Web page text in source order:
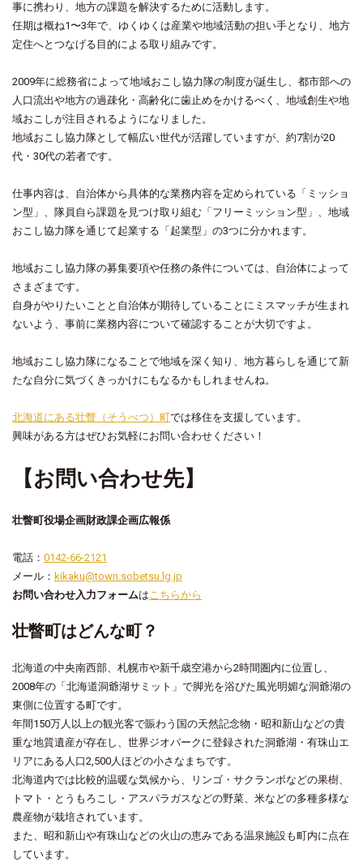
事に携わり、地方の課題を解決するために活動します。
任期は概ね1〜3年で、ゆくゆくは産業や地域活動の担い手となり、地方
定住へとつなげる目的による取り組みです。
2009年に総務省によって地域おこし協力隊の制度が誕生し、都市部への
人口流出や地方の過疎化・高齢化に歯止めをかけるべく、地域創生や地
域おこしが注目されるようになりました。
地域おこし協力隊として幅広い世代が活躍していますが、約7割が20
代・30代の若者です。
仕事内容は、自治体から具体的な業務内容を定められている「ミッショ
ン型」、隊員自ら課題を見つけ取り組む「フリーミッション型」、地域
おこし協力隊を通じて起業する「起業型」の3つに分かれます。
地域おこし協力隊の募集要項や任務の条件については、自治体によって
さまざまです。
自身がやりたいことと自治体が期待していることにミスマッチが生まれ
ないよう、事前に業務内容について確認することが大切ですよ。
地域おこし協力隊になることで地域を深く知り、地方暮らしを通じて新
たな自分に気づくきっかけにもなるかもしれませんね。
北海道にある壮瞥（そうべつ）町では移住を支援しています。
興味がある方はぜひお気軽にお問い合わせください！
【お問い合わせ先】
壮瞥町役場企画財政課企画広報係
電話： 0142-66-2121
メール： kikaku@town.sobetsu.lg.jp
お問い合わせ入力フォームはこちらから
壮瞥町はどんな町？
北海道の中央南西部、札幌市や新千歳空港から2時間圏内に位置し、
2008年の「北海道洞爺湖サミット」で脚光を浴びた風光明媚な洞爺湖の
東側に位置する町です。
年間150万人以上の観光客で賑わう国の天然記念物・昭和新山などの貴
重な地質遺産が存在し、世界ジオパークに登録された洞爺湖・有珠山エ
リアにある人口2,500人ほどの小さなまちです。
北海道内では比較的温暖な気候から、リンゴ・サクランボなどの果樹、
トマト・とうもろこし・アスパラガスなどの野菜、米などの多種多様な
農産物が栽培されています。
また、昭和新山や有珠山などの火山の恵みである温泉施設も町内に点在
しています。